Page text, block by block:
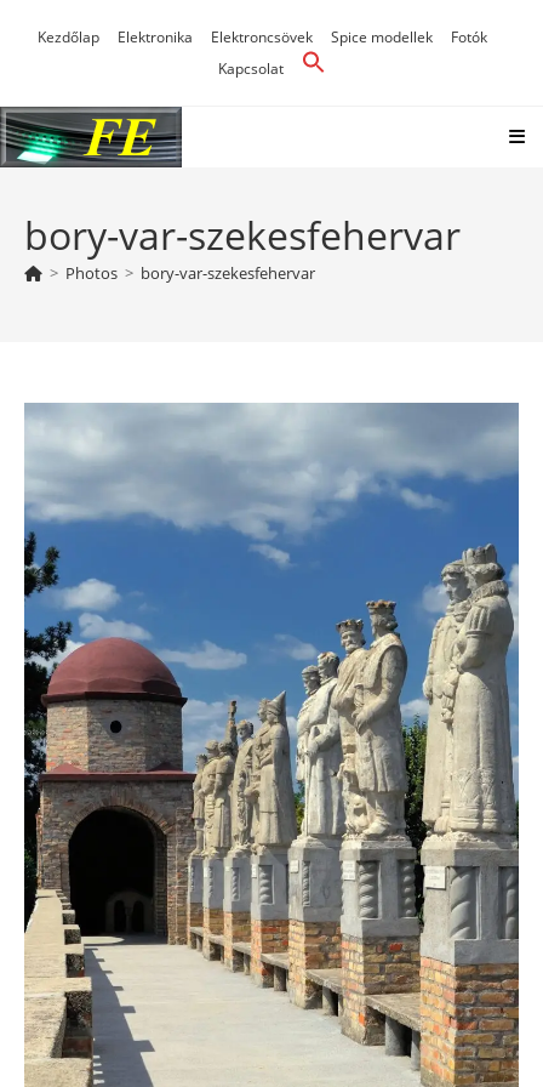
Kezdőlap Elektronika Elektroncsövek Spice modellek
Fotók
Kapcsolat
bory-var-szekesfehervar
> Photos > bory-var-szekesfehervar